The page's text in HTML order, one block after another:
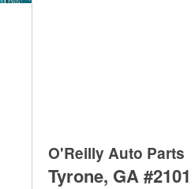
O'Reilly Auto Parts
Tyrone, GA #2101